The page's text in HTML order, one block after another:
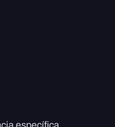
específica